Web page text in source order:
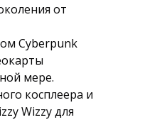
от
Cyberpunk
мере.
косплеера и
Wizzy для